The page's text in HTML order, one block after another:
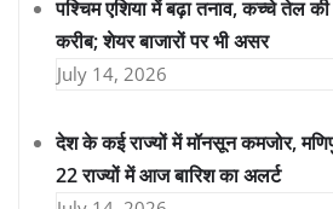
पश्चिम एशिया में बढ़ा तनाव, कच्चे तेल
करीब; शेयर बाजारों पर भी असर
July 14, 2026
देश के कई राज्यों में मॉनसून कमजोर,
22 राज्यों में आज बारिश का अलर्ट